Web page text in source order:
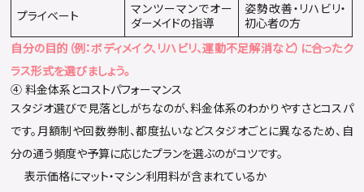
プライベート
マンツーマンでオー
ダーメイドの指導
姿勢改善・リハビリ・
初心者の方
自分の目的（例：ボディメイク、リハビリ、運動不足解消など）に合ったク
ラス形式を選びましょう。
④ 料金体系とコストパフォーマンス
スタジオ選びで見落としがちなのが、料金体系のわかりやすさとコスパ
です。月額制や回数券制、都度払いなどスタジオごとに異なるため、自
分の通う頻度や予算に応じたプランを選ぶのがコツです。
表示価格にマット・マシン利用料が含まれているか